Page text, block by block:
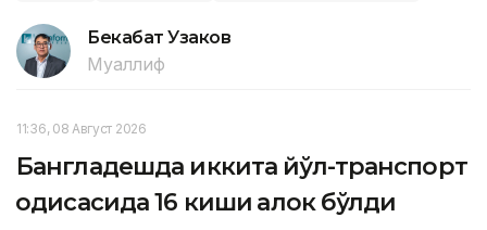
Бекабат Узаков
Муаллиф
11:36, 08 Август 2026
Бангладешда иккита йўл-транспорт
ҳодисасида 16 киши ҳалок бўлди